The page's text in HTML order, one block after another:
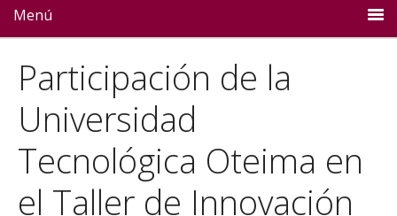
Menú
Participación de la
Universidad
Tecnológica Oteima en
el Taller de Innovación